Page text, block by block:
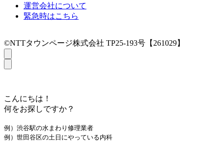
運営会社について
緊急時はこちら
©NTTタウンページ株式会社 TP25-193号【261029】
こんにちは！
何をお探しですか？
例）渋谷駅の水まわり修理業者
例）世田谷区の土日にやっている内科